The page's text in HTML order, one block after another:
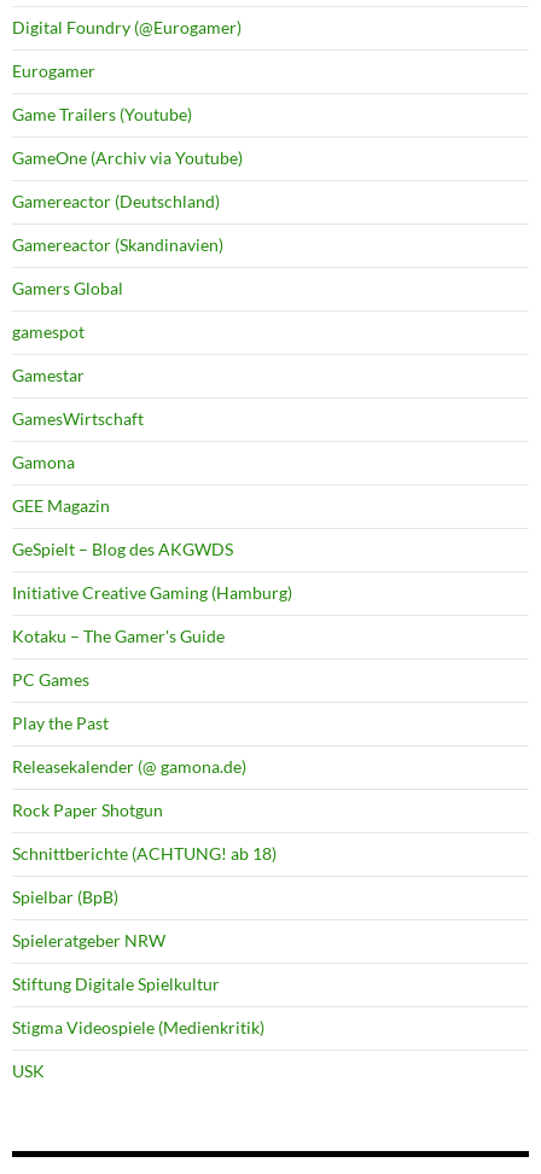
Digital Foundry (@Eurogamer)
Eurogamer
Game Trailers (Youtube)
GameOne (Archiv via Youtube)
Gamereactor (Deutschland)
Gamereactor (Skandinavien)
Gamers Global
gamespot
Gamestar
GamesWirtschaft
Gamona
GEE Magazin
GeSpielt – Blog des AKGWDS
Initiative Creative Gaming (Hamburg)
Kotaku – The Gamer's Guide
PC Games
Play the Past
Releasekalender (@ gamona.de)
Rock Paper Shotgun
Schnittberichte (ACHTUNG! ab 18)
Spielbar (BpB)
Spieleratgeber NRW
Stiftung Digitale Spielkultur
Stigma Videospiele (Medienkritik)
USK